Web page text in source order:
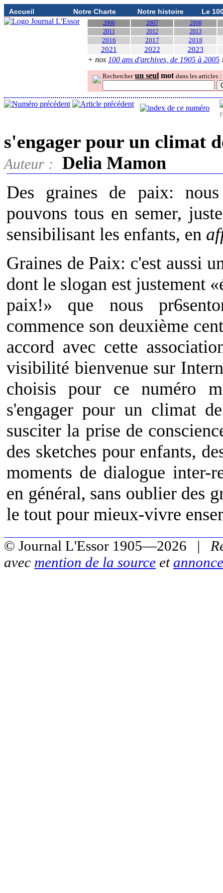
Accueil Notre Charte Notre histoire Le
2006 2007
2008
2011
2012 2013
2016 2017 2018
2021 2022 2023
+ nos 100 ans d'archives, de 1905 à 2005
Rechercher un seul mot dans les articles :
s'engager pour un climat
Auteur :
Delia Mamon
Des graines de paix:
pouvons tous en semer,
sensibilisant les enfants, en
Graines de Paix: c'est aussi
dont le slogan est justement
paix!» que nous
commence son deuxième
accord avec cette
visibilité bienvenue sur
choisis pour ce numéro
s'engager pour un climat
susciter la prise de
des sketches pour enfants,
moments de dialogue inter-
en général, sans oublier des
le tout pour mieux-vivre
© Journal L'Essor 1905—2026 |
avec mention de la source et